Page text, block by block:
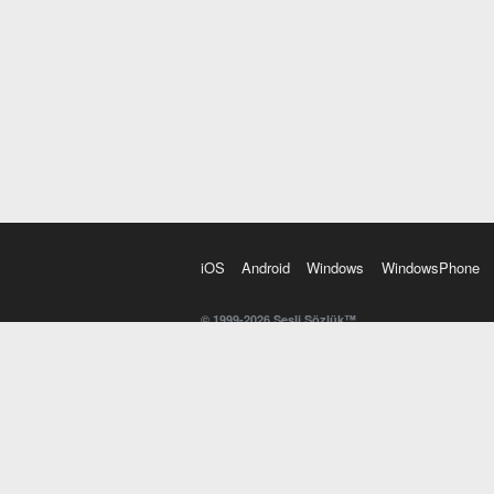
iOS Android Windows WindowsPhone
© 1999-2026 Sesli Sözlük™